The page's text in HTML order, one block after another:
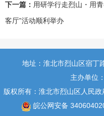
下一篇： 用研学行走烈山・用
客厅”活动顺利举办
地址：淮北市烈山区宿丁
主办单位
版权所有：淮北市烈山区人民政
皖公网安备